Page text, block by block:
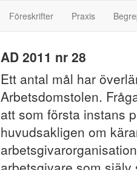
Föreskrifter Praxis
AD 2011 nr 28
Ett antal mål har
Arbetsdomstolen.
att som första instans
huvudsakligen om